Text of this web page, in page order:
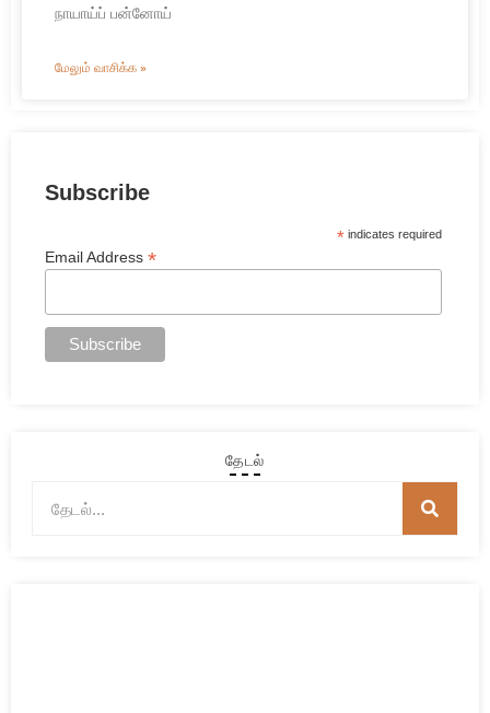
நாயாய்ப் பன்னோய்
மேலும் வாசிக்க »
Subscribe
*indicates required
Email Address *
தேடல்